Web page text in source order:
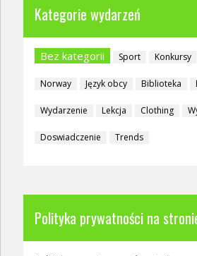
Kategorie wydarzeń
Bez kategorii Sport Konkursy
Norway Język obcy Biblioteka
Wydarzenie Lekcja Clothing
Doswiadczenie Trends
Polityka prywatności na